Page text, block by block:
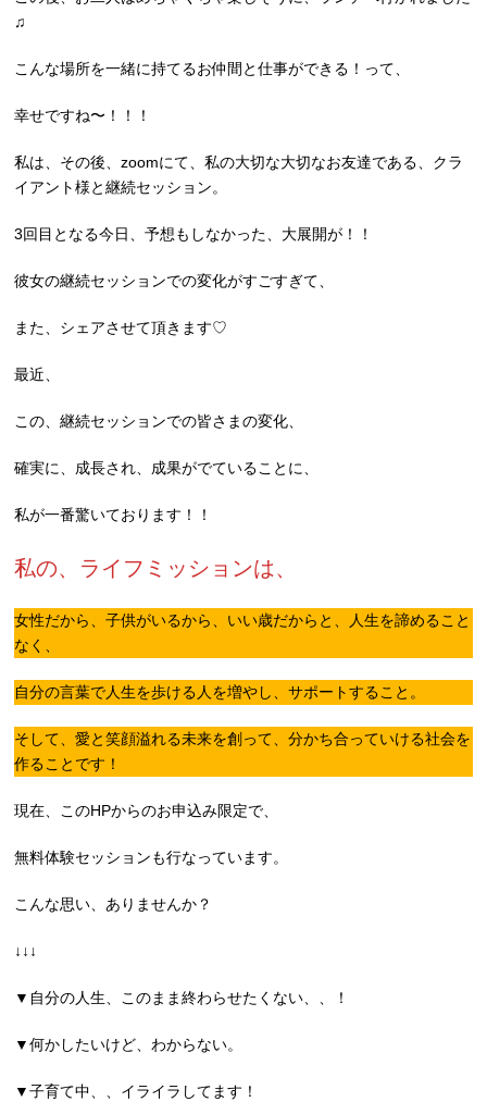
♫
こんな場所を一緒に持てるお仲間と仕事ができる！って、
幸せですね〜！！！
私は、その後、zoomにて、私の大切な大切なお友達である、クラ
イアント様と継続セッション。
3回目となる今日、予想もしなかった、大展開が！！
彼女の継続セッションでの変化がすごすぎて、
また、シェアさせて頂きます♡
最近、
この、継続セッションでの皆さまの変化、
確実に、成長され、成果がでていることに、
私が一番驚いております！！
私の、ライフミッションは、
女性だから、子供がいるから、いい歳だからと、人生を諦めること
なく、
自分の言葉で人生を歩ける人を増やし、サポートすること。
そして、愛と笑顔溢れる未来を創って、分かち合っていける社会を
作ることです！
現在、このHPからのお申込み限定で、
無料体験セッションも行なっています。
こんな思い、ありませんか？
↓↓↓
▼自分の人生、このまま終わらせたくない、、！
▼何かしたいけど、わからない。
▼子育て中、、イライラしてます！